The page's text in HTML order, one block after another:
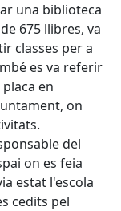
una biblioteca
675 llibres, va
classes per a
es va referir
en
on
del
on es feia
estat l'escola
cedits pel